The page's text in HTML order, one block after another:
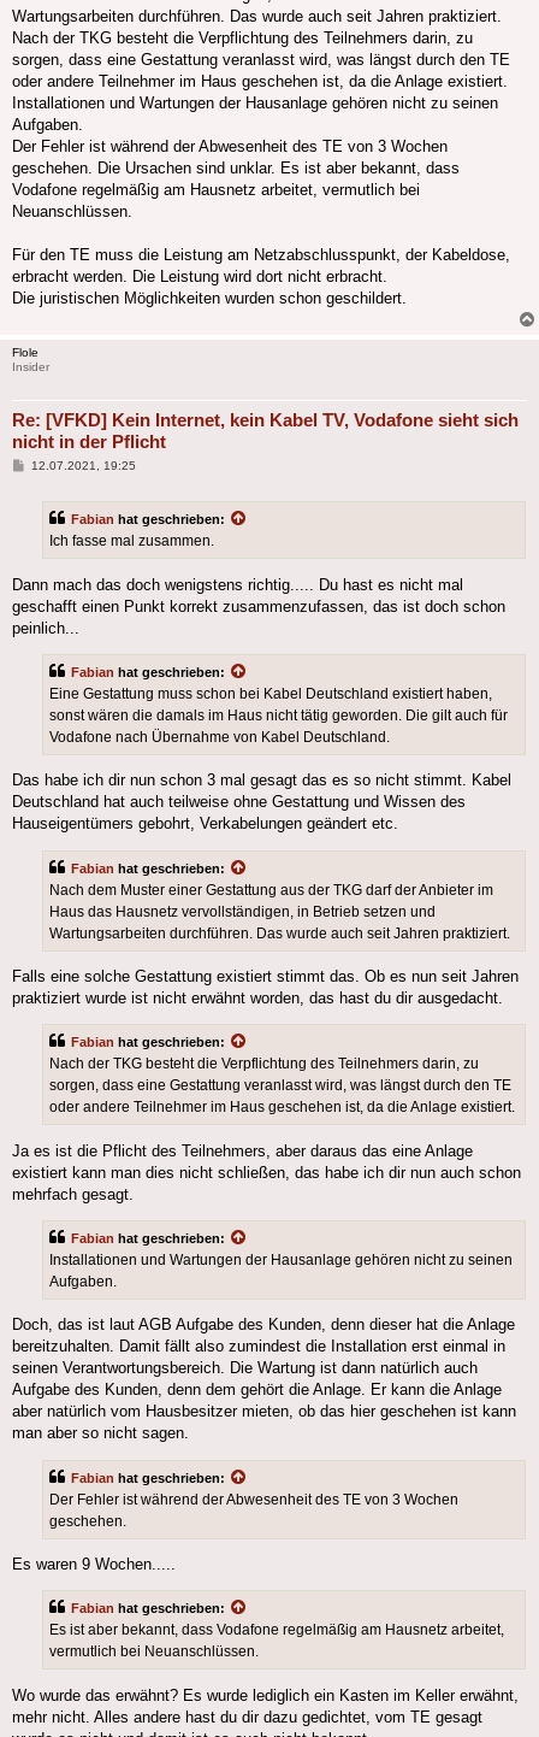
Wartungsarbeiten durchführen. Das wurde auch seit Jahren praktiziert.
Nach der TKG besteht die Verpflichtung des Teilnehmers darin, zu
sorgen, dass eine Gestattung veranlasst wird, was längst durch den TE
oder andere Teilnehmer im Haus geschehen ist, da die Anlage existiert.
Installationen und Wartungen der Hausanlage gehören nicht zu seinen
Aufgaben.
Der Fehler ist während der Abwesenheit des TE von 3 Wochen
geschehen. Die Ursachen sind unklar. Es ist aber bekannt, dass
Vodafone regelmäßig am Hausnetz arbeitet, vermutlich bei
Neuanschlüssen.
Für den TE muss die Leistung am Netzabschlusspunkt, der Kabeldose,
erbracht werden. Die Leistung wird dort nicht erbracht.
Die juristischen Möglichkeiten wurden schon geschildert.
Flole
Insider
Re: [VFKD] Kein Internet, kein Kabel TV, Vodafone sieht sich
nicht in der Pflicht
Beitrag
12.07.2021, 19:25
Fabian hat geschrieben:
Ich fasse mal zusammen.
Dann mach das doch wenigstens richtig..... Du hast es nicht mal
geschafft einen Punkt korrekt zusammenzufassen, das ist doch schon
peinlich...
Fabian hat geschrieben:
Eine Gestattung muss schon bei Kabel Deutschland existiert haben,
sonst wären die damals im Haus nicht tätig geworden. Die gilt auch für
Vodafone nach Übernahme von Kabel Deutschland.
Das habe ich dir nun schon 3 mal gesagt das es so nicht stimmt. Kabel
Deutschland hat auch teilweise ohne Gestattung und Wissen des
Hauseigentümers gebohrt, Verkabelungen geändert etc.
Fabian hat geschrieben:
Nach dem Muster einer Gestattung aus der TKG darf der Anbieter im
Haus das Hausnetz vervollständigen, in Betrieb setzen und
Wartungsarbeiten durchführen. Das wurde auch seit Jahren praktiziert.
Falls eine solche Gestattung existiert stimmt das. Ob es nun seit Jahren
praktiziert wurde ist nicht erwähnt worden, das hast du dir ausgedacht.
Fabian hat geschrieben:
Nach der TKG besteht die Verpflichtung des Teilnehmers darin, zu
sorgen, dass eine Gestattung veranlasst wird, was längst durch den TE
oder andere Teilnehmer im Haus geschehen ist, da die Anlage existiert.
Ja es ist die Pflicht des Teilnehmers, aber daraus das eine Anlage
existiert kann man dies nicht schließen, das habe ich dir nun auch schon
mehrfach gesagt.
Fabian hat geschrieben:
Installationen und Wartungen der Hausanlage gehören nicht zu seinen
Aufgaben.
Doch, das ist laut AGB Aufgabe des Kunden, denn dieser hat die Anlage
bereitzuhalten. Damit fällt also zumindest die Installation erst einmal in
seinen Verantwortungsbereich. Die Wartung ist dann natürlich auch
Aufgabe des Kunden, denn dem gehört die Anlage. Er kann die Anlage
aber natürlich vom Hausbesitzer mieten, ob das hier geschehen ist kann
man aber so nicht sagen.
Fabian hat geschrieben:
Der Fehler ist während der Abwesenheit des TE von 3 Wochen
geschehen.
Es waren 9 Wochen.....
Fabian hat geschrieben:
Es ist aber bekannt, dass Vodafone regelmäßig am Hausnetz arbeitet,
vermutlich bei Neuanschlüssen.
Wo wurde das erwähnt? Es wurde lediglich ein Kasten im Keller erwähnt,
mehr nicht. Alles andere hast du dir dazu gedichtet, vom TE gesagt